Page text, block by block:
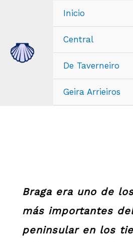
Inicio
Central
De Taverneiro
Geira Arrieiros
Braga era uno de
más importantes
peninsular en los